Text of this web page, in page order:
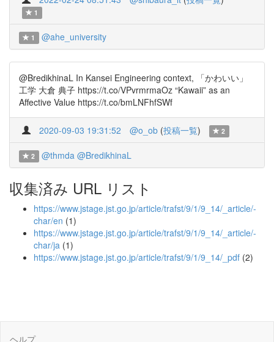
1
1 @ahe_university
@BredikhinaL In Kansei Engineering context, 「かわいい」
工学 大倉 典子 https://t.co/VPvrmrmaOz “Kawaii” as an
Affective Value https://t.co/bmLNFhfSWf
2020-09-03 19:31:52 @o_ob (投稿一覧) 2
2 @thmda @BredikhinaL
収集済み URL リスト
https://www.jstage.jst.go.jp/article/trafst/9/1/9_14/_article/-
char/en (1)
https://www.jstage.jst.go.jp/article/trafst/9/1/9_14/_article/-
char/ja (1)
https://www.jstage.jst.go.jp/article/trafst/9/1/9_14/_pdf (2)
ヘルプ